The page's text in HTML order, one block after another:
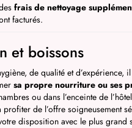
frais de nettoyage
facturés.
et boissons
de qualité et d’expérience, il
sa propre nourriture ou ses
ou dans l’enceinte de
de l’offre soigneusement
disposition avec le plus grand